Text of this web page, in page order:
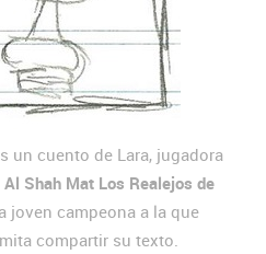
un cuento de Lara, jugadora
Shah Mat Los Realejos de
joven campeona a la que
compartir su texto.